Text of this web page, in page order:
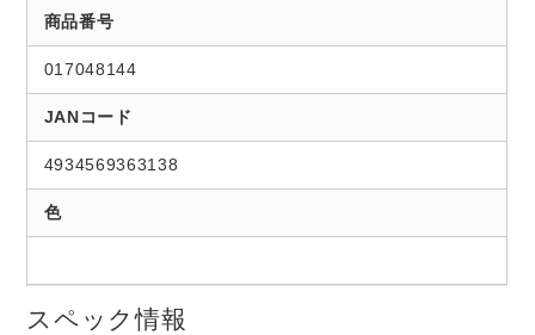
商品番号
017048144
JANコード
4934569363138
色
スペック情報